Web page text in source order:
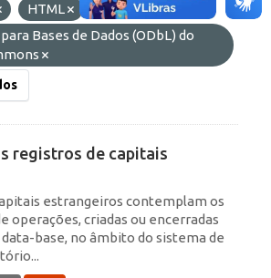
HTML
Licenças:
Bases de Dados (ODbL) do
registros de capitais
estrangeiros contemplam os
operações, criadas ou encerradas
base, no âmbito do sistema de